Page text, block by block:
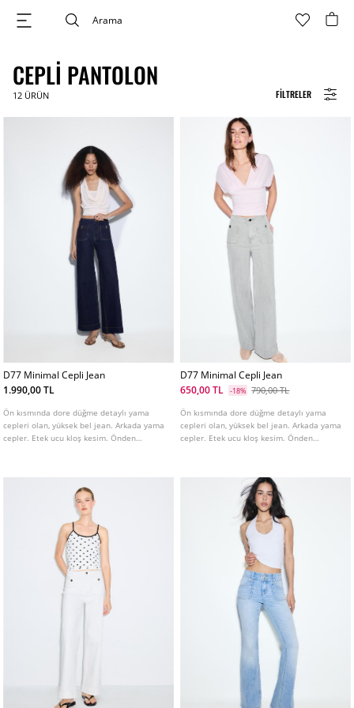
FILTRELER
CEPLI PANTOLON
12 ÜRÜN
D77 Minimal Cepli Jean
1.990,00 TL
Ön kısmında dore düğme detaylı yama
cepleri olan, yüksek bel jean. Arkada yama
cepler. Etek ucu kloş kesim. Önden
D77 Minimal Cepli Jean
650,00 TL
-18% 790,00 TL
Ön kısmında dore düğme detaylı yama
cepleri olan, yüksek bel jean. Arkada yama
cepler. Etek ucu kloş kesim. Önden